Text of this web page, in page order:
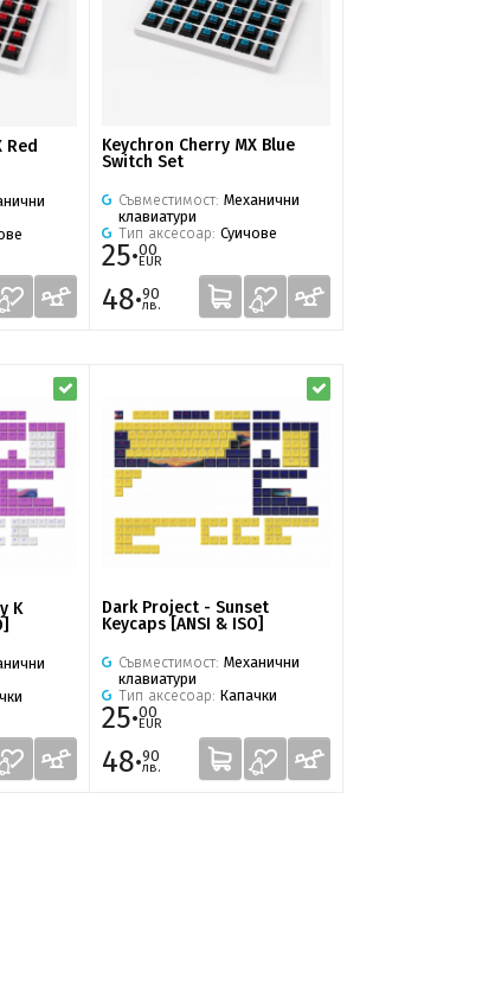
Red
Keychron Cherry MX Blue
Switch Set
Съвместимост: Механични
клавиатури
Тип аксесоар: Суичове
25·00
EUR
48·90
лв.
K
Dark Project - Sunset
Keycaps [ANSI & ISO]
Съвместимост: Механични
клавиатури
Тип аксесоар: Капачки
25·00
EUR
48·90
лв.